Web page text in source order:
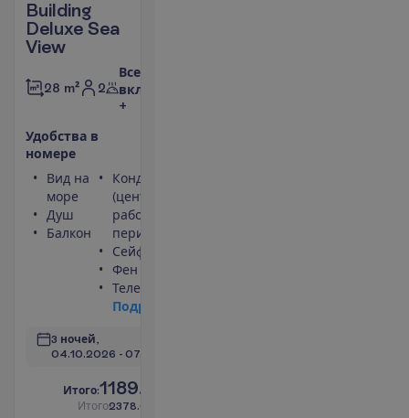
Building
Deluxe Sea
View
28 m² 2
Все
включено
+
Удобства в
номере
Вид на
море
Душ
Балкон
Кондиционер
(центральный,
работает
периодически)
Сейф
Фен
Телевизор
Подр
3 ночей,
04.10.2026 - 07.10.2026
И того:1189.00
Итого2378.00